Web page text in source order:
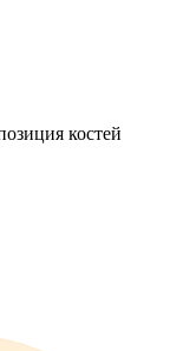
костей